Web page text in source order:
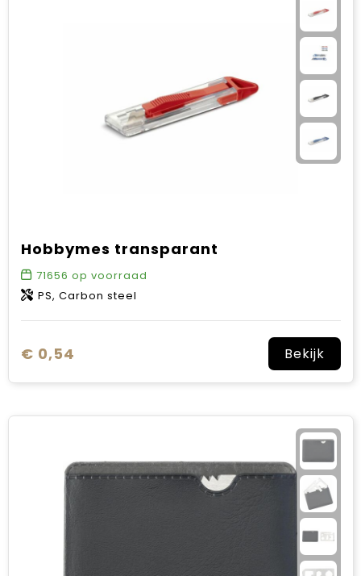
Hobbymes transparant
71656 op voorraad
PS, Carbon steel
€ 0,54 Bekijk